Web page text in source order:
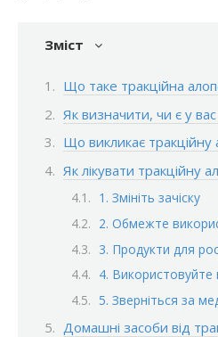
Зміст
Що таке тракційна
Як визначити, чи є у
Що викликає тракційну
Як лікувати тракційну
1. Змініть зачіску
2. Обмежте
3. Продукти для
4. Використовуйте
5. Зверніться за
Домашні засоби від